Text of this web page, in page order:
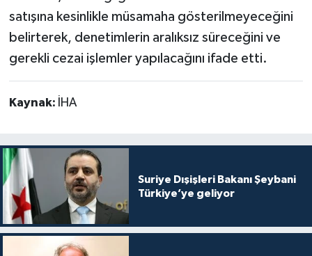
satışına kesinlikle müsamaha gösterilmeyeceğini
belirterek, denetimlerin aralıksız süreceğini ve
gerekli cezai işlemler yapılacağını ifade etti.
Kaynak: İHA
Suriye Dışişleri Bakanı Şeybani
Türkiye’ye geliyor